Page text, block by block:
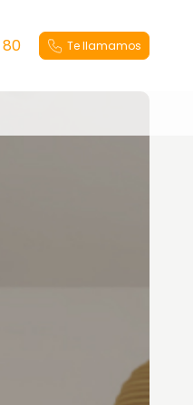
80 Te llamamos